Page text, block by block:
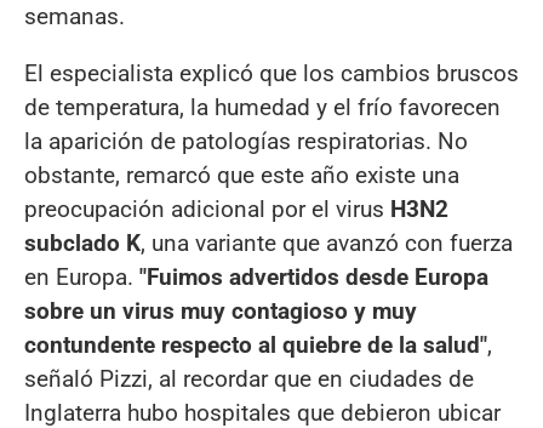
semanas.
El especialista explicó que los cambios bruscos
de temperatura, la humedad y el frío favorecen
la aparición de patologías respiratorias. No
obstante, remarcó que este año existe una
preocupación adicional por el virus H3N2
subclado K, una variante que avanzó con fuerza
en Europa. "Fuimos advertidos desde Europa
sobre un virus muy contagioso y muy
contundente respecto al quiebre de la salud",
señaló Pizzi, al recordar que en ciudades de
Inglaterra hubo hospitales que debieron ubicar